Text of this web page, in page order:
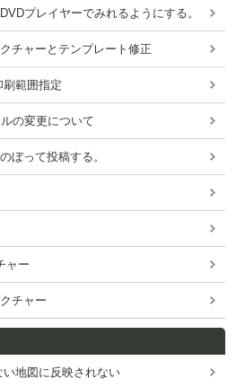
プレイヤーでみれるようにする。
チャーとテンプレート修正
範囲指定
の変更について
ぼって投稿する。
ャー
チャー
地図に反映されない